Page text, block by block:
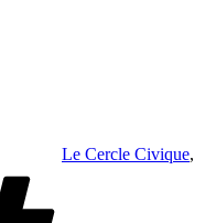
Le Cercle Civique,